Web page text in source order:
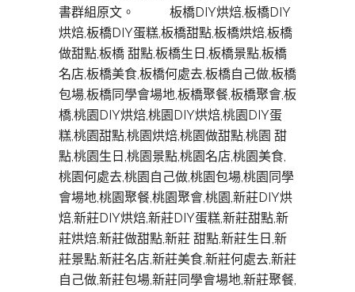
書群組原文。 板橋DIY烘焙,板橋DIY
烘焙,板橋DIY蛋糕,板橋甜點,板橋烘焙,板橋
做甜點,板橋 甜點,板橋生日,板橋景點,板橋
名店,板橋美食,板橋何處去,板橋自己做,板橋
包場,板橋同學會場地,板橋聚餐,板橋聚會,板
橋,桃園DIY烘焙,桃園DIY烘焙,桃園DIY蛋
糕,桃園甜點,桃園烘焙,桃園做甜點,桃園 甜
點,桃園生日,桃園景點,桃園名店,桃園美食,
桃園何處去,桃園自己做,桃園包場,桃園同學
會場地,桃園聚餐,桃園聚會,桃園,新莊DIY烘
焙,新莊DIY烘焙,新莊DIY蛋糕,新莊甜點,新
莊烘焙,新莊做甜點,新莊 甜點,新莊生日,新
莊景點,新莊名店,新莊美食,新莊何處去,新莊
自己做,新莊包場,新莊同學會場地,新莊聚餐,